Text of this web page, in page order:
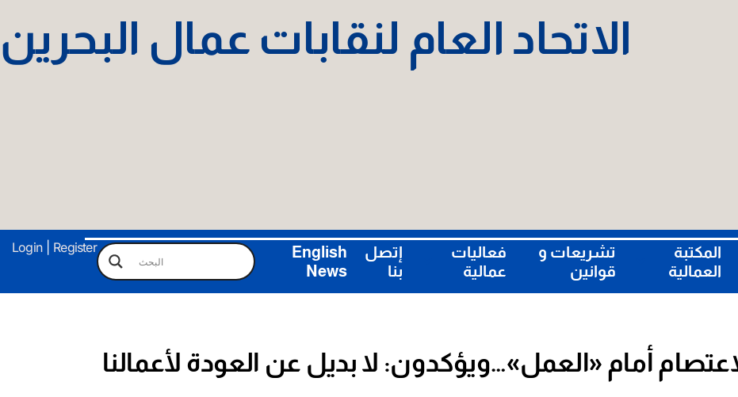
الاتحاد العام لنقابات عمال البحرين
Login Register
المكتبة
العمالية
تشريعات و
قوانين
فعاليات
عمالية
إتصل
بنا
English
News
أمام «العمل»…ويؤكدون: لا بديل عن العودة لأعمالنا